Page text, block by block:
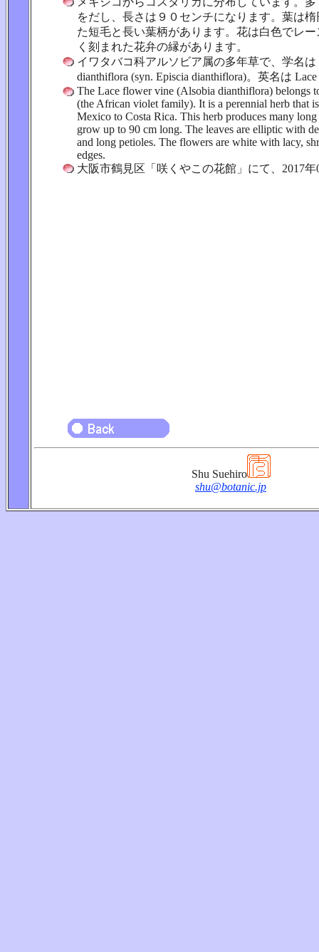
をだし、長さは９０センチになります。葉は
た短毛と長い葉柄があります。花は白色でレ
く刻まれた花弁の縁があります。
イワタバコ科アルソビア属の多年草で、学名は
dianthiflora (syn. Episcia dianthiflora)。英名は
The Lace flower vine (Alsobia dianthiflora) belongs
(the African violet family). It is a perennial herb that
Mexico to Costa Rica. This herb produces many long
grow up to 90 cm long. The leaves are elliptic with
and long petioles. The flowers are white with lacy,
edges.
大阪市鶴見区「咲くやこの花館」にて、2017
Shu Suehiro
shu@botanic.jp